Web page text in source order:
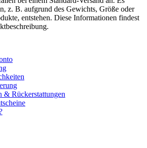
z. B. aufgrund des Gewichts, Größe oder
entstehen. Diese Informationen findest
& Rückerstattungen